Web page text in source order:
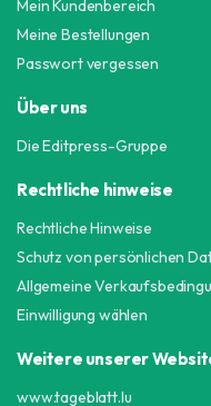
Mein Kundenbereich
Meine Bestellungen
Passwort vergessen
Über uns
Die Editpress-Gruppe
Rechtliche hinweise
Rechtliche Hinweise
Schutz von persönlichen
Allgemeine
Einwilligung wählen
Weitere unserer
www.tageblatt.lu